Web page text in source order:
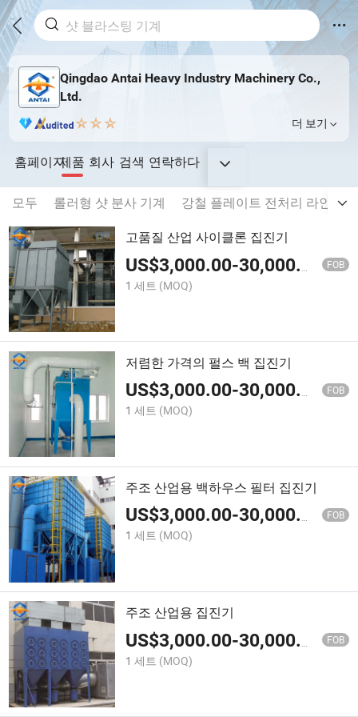
Qingdao Antai Heavy Industry Machinery Co.,
Ltd.
더 보기
홈페이지제품 회사 검색 연락하다
모두 롤러형 샷 분사 기계 강철 플레이트 전처리 라인
고품질 산업 사이클론 집진기
US$3,000.00-30,000.00 FOB
1 세트 (MOQ)
저렴한 가격의 펄스 백 집진기
US$3,000.00-30,000.00 FOB
1 세트 (MOQ)
주조 산업용 백하우스 필터 집진기
US$3,000.00-30,000.00 FOB
1 세트 (MOQ)
주조 산업용 집진기
US$3,000.00-30,000.00 FOB
1 세트 (MOQ)